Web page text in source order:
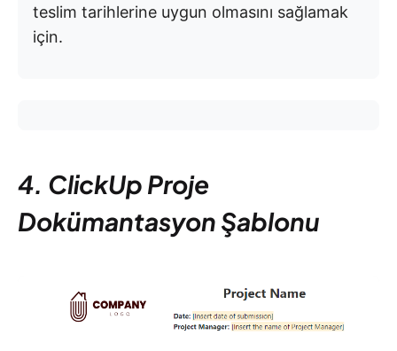
teslim tarihlerine uygun olmasını sağlamak
için.
4. ClickUp Proje
Dokümantasyon Şablonu